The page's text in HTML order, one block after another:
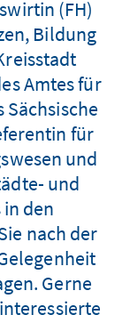
(FH)
Bildung
Amtes für
für
und
und
den
nach der
Gerne